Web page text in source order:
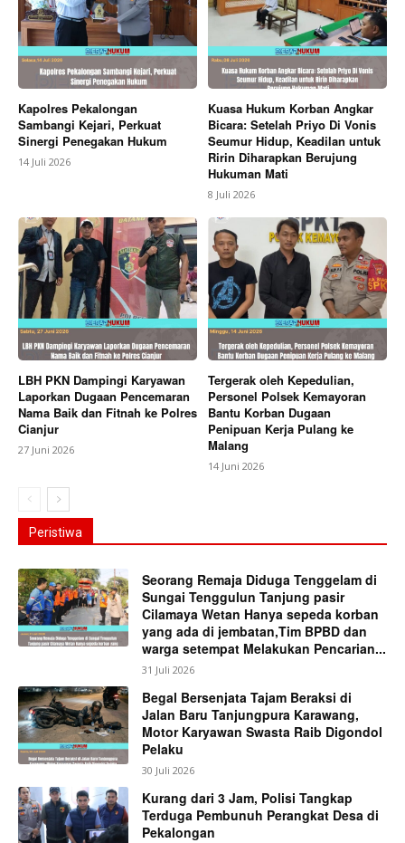
Kapolres Pekalongan
Sambangi Kejari, Perkuat
Sinergi Penegakan Hukum
14 Juli 2026
Kuasa Hukum Korban Angkar
Bicara: Setelah Priyo Di Vonis
Seumur Hidup, Keadilan untuk
Ririn Diharapkan Berujung
Hukuman Mati
8 Juli 2026
LBH PKN Dampingi Karyawan
Laporkan Dugaan Pencemaran
Nama Baik dan Fitnah ke Polres
Cianjur
27 Juni 2026
Tergerak oleh Kepedulian,
Personel Polsek Kemayoran
Bantu Korban Dugaan
Penipuan Kerja Pulang ke
Malang
14 Juni 2026
Peristiwa
Seorang Remaja Diduga Tenggelam di
Sungai Tenggulun Tanjung pasir
Cilamaya Wetan Hanya sepeda korban
yang ada di jembatan,Tim BPBD dan
warga setempat Melakukan Pencarian...
31 Juli 2026
Begal Bersenjata Tajam Beraksi di
Jalan Baru Tanjungpura Karawang,
Motor Karyawan Swasta Raib Digondol
Pelaku
30 Juli 2026
Kurang dari 3 Jam, Polisi Tangkap
Terduga Pembunuh Perangkat Desa di
Pekalongan